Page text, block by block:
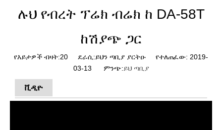
ሉህ የብረት ፕሬክ ብሬክ ከ DA-58T
ከሽያጭ ጋር
የእይታዎች ብዛት:20 ደራሲ:ይህን ጣቢያ ያርትዑ የተለጠፈው: 2019-
03-13 ምንጭ:ይህ ጣቢያ
ቪዲዮ